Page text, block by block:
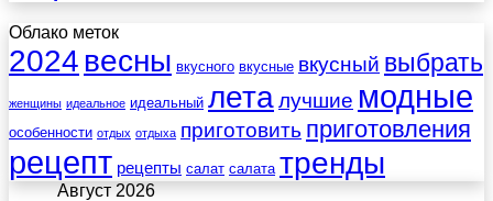
Облако меток
2024 весны вкусного вкусные вкусный выбрать
женщины идеальное идеальный леталучшие модные
особенности отдых отдыха приготовить приготовления
рецепт рецепты салат салата тренды
Август 2026